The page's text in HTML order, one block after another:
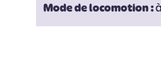
Mode de locomotion :